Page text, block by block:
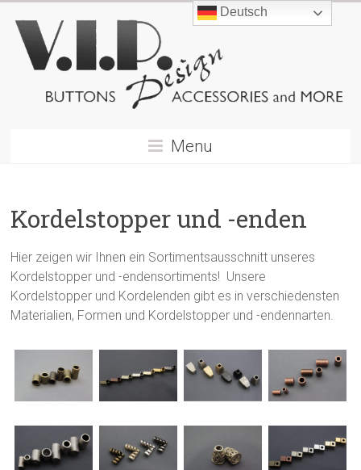
Menu
Kordelstopper und -enden
Hier zeigen wir Ihnen ein Sortimentsausschnitt unseres
Kordelstopper und -endensortiments! Unsere
Kordelstopper und Kordelenden gibt es in verschiedensten
Materialien, Formen und Kordelstopper und -endennarten.
Deutsch